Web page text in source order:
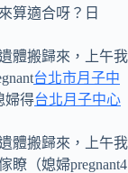
算適合呀？日
體搬歸來，上午我
台北市月子中
婦得台北月子中心
體搬歸來，上午我
瞭（媳婦pregnant4